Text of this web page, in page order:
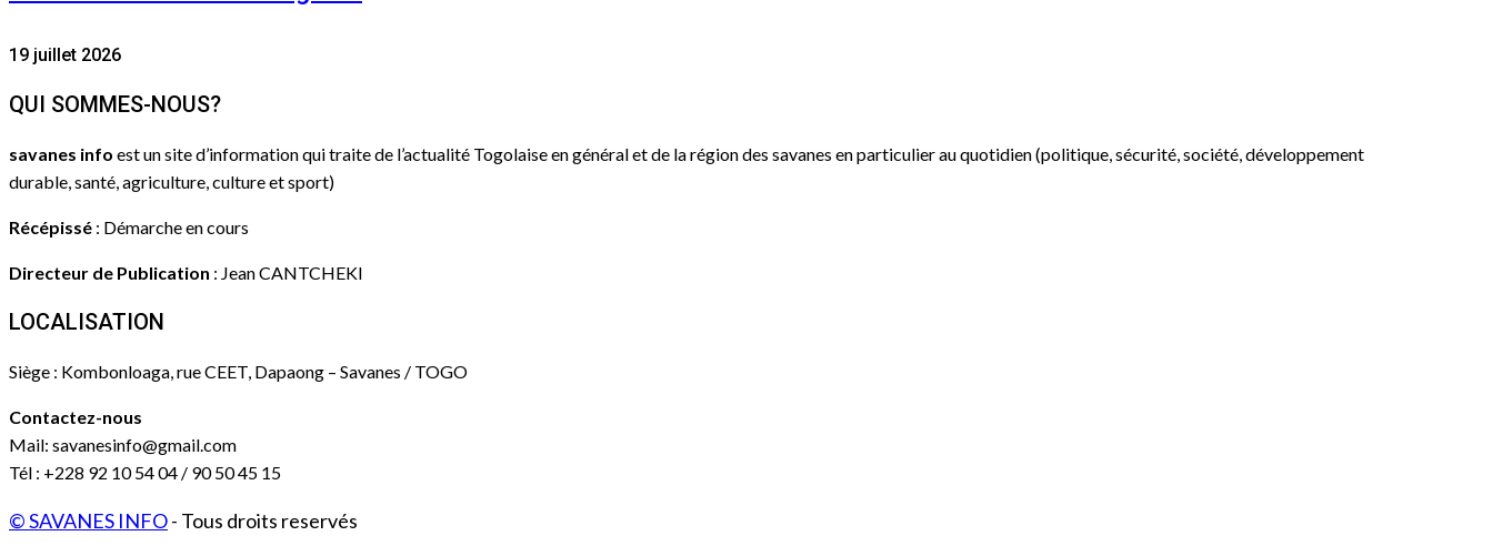
19 juillet 2026
QUI SOMMES-NOUS?
savanes info est un site d’information qui traite de l’actualité Togolaise en général et de la région des savanes en particulier au quotidien (politique, sécurité, société, développement
durable, santé, agriculture, culture et sport)
Récépissé : Démarche en cours
Directeur de Publication : Jean CANTCHEKI
LOCALISATION
Siège : Kombonloaga, rue CEET, Dapaong – Savanes / TOGO
Contactez-nous
Mail: savanesinfo@gmail.com
Tél : +228 92 10 54 04 / 90 50 45 15
© SAVANES INFO- Tous droits reservés